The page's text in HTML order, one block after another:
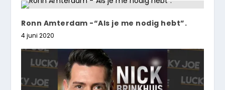
Ronn Amterdam -“Als je me nodig hebt”.
4 juni 2020